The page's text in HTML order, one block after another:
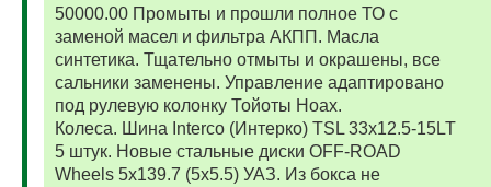
50000.00 Промыты и прошли полное ТО с
заменой масел и фильтра АКПП. Масла
синтетика. Тщательно отмыты и окрашены, все
сальники заменены. Управление адаптировано
под рулевую колонку Тойоты Ноах.
Колеса. Шина Interco (Интерко) TSL 33x12.5-15LT
5 штук. Новые стальные диски OFF-ROAD
Wheels 5x139.7 (5x5.5) УАЗ. Из бокса не